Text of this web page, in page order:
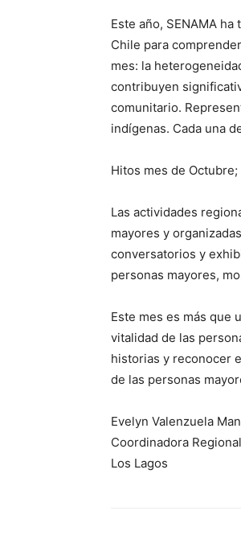
Este año, SENAMA
Chile para
mes: la
contribuyen
comunitario.
indígenas. Cada una
Hitos mes de Octubre;
Las actividades
mayores y
conversatorios y
personas mayores,
Este mes es más que
vitalidad de las
historias y reconocer
de las personas
Evelyn Valenzuela
Coordinadora
Los Lagos